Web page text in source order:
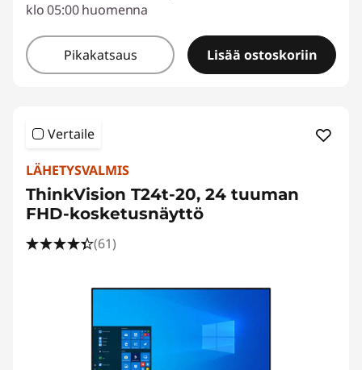
klo 05:00 huomenna
Pikakatsaus Lisää ostoskoriin
Vertaile
LÄHETYSVALMIS
ThinkVision T24t-20, 24 tuuman
FHD-kosketusnäyttö
(61)